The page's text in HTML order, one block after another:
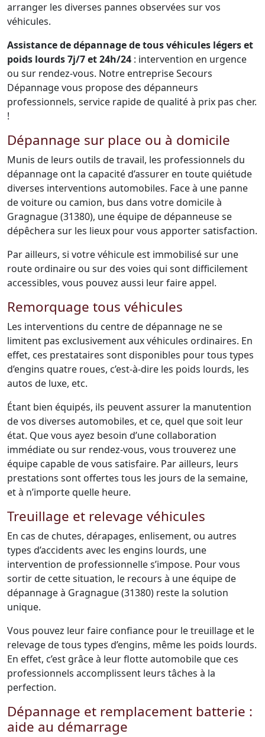
arranger les diverses pannes observées sur vos
véhicules.
Assistance de dépannage de tous véhicules légers et
poids lourds 7j/7 et 24h/24 : intervention en urgence
ou sur rendez-vous. Notre entreprise Secours
Dépannage vous propose des dépanneurs
professionnels, service rapide de qualité à prix pas cher.
!
Dépannage sur place ou à domicile
Munis de leurs outils de travail, les professionnels du
dépannage ont la capacité d’assurer en toute quiétude
diverses interventions automobiles. Face à une panne
de voiture ou camion, bus dans votre domicile à
Gragnague (31380), une équipe de dépanneuse se
dépêchera sur les lieux pour vous apporter satisfaction.
Par ailleurs, si votre véhicule est immobilisé sur une
route ordinaire ou sur des voies qui sont difficilement
accessibles, vous pouvez aussi leur faire appel.
Remorquage tous véhicules
Les interventions du centre de dépannage ne se
limitent pas exclusivement aux véhicules ordinaires. En
effet, ces prestataires sont disponibles pour tous types
d’engins quatre roues, c’est-à-dire les poids lourds, les
autos de luxe, etc.
Étant bien équipés, ils peuvent assurer la manutention
de vos diverses automobiles, et ce, quel que soit leur
état. Que vous ayez besoin d’une collaboration
immédiate ou sur rendez-vous, vous trouverez une
équipe capable de vous satisfaire. Par ailleurs, leurs
prestations sont offertes tous les jours de la semaine,
et à n’importe quelle heure.
Treuillage et relevage véhicules
En cas de chutes, dérapages, enlisement, ou autres
types d’accidents avec les engins lourds, une
intervention de professionnelle s’impose. Pour vous
sortir de cette situation, le recours à une équipe de
dépannage à Gragnague (31380) reste la solution
unique.
Vous pouvez leur faire confiance pour le treuillage et le
relevage de tous types d’engins, même les poids lourds.
En effet, c’est grâce à leur flotte automobile que ces
professionnels accomplissent leurs tâches à la
perfection.
Dépannage et remplacement batterie :
aide au démarrage